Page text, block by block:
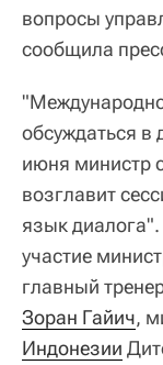
вопросы
сообщила
обсуждаться
июня министр
возглавит
язык
участие
главный
Зоран Гайич,
Индонезии